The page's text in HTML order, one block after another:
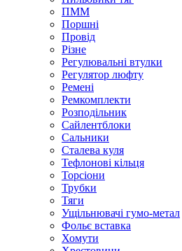
ПММ
Поршні
Провід
Різне
Регулювальні втулки
Регулятор люфту
Ремені
Ремкомплекти
Розподільник
Сайлентблоки
Сальники
Сталева куля
Тефлонові кільця
Торсіони
Трубки
Тяги
Ущільнювачі гумо-метал
Фольє вставка
Хомути